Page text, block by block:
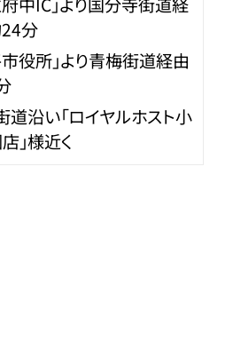
分
市役所」より青梅街道経由
道沿い「ロイヤルホスト小
」様近く